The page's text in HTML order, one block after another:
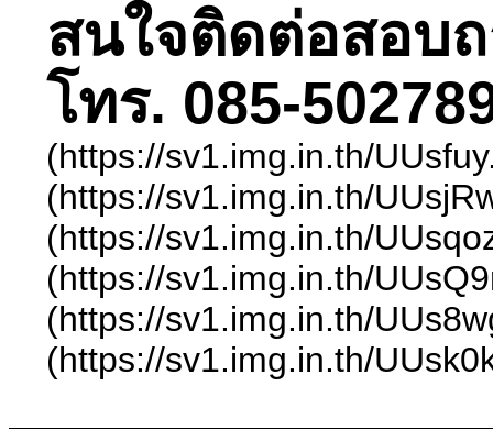
สนใจติดต่อสอบ
โทร. 085-
(https://sv1.img.in.th/
(https://sv1.img.in.th/
(https://sv1.img.in.th/
(https://sv1.img.in.th/
(https://sv1.img.in.th/
(https://sv1.img.in.th/